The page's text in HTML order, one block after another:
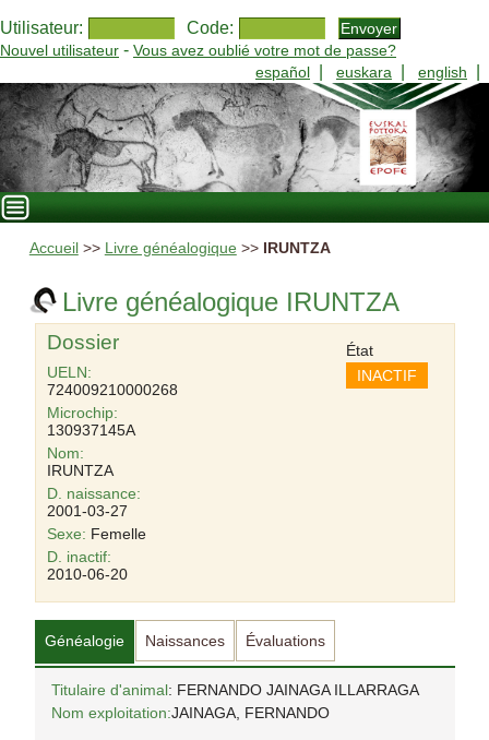
Utilisateur: Code:
Nouvel utilisateur - Vous avez oublié votre mot de passe?
español
euskara english
Accueil >> Livre généalogique >> IRUNTZA
Livre généalogique IRUNTZA
Dossier
UELN:
724009210000268
Microchip:
130937145A
Nom:
IRUNTZA
D. naissance:
2001-03-27
Sexe: Femelle
État
INACTIF
D. inactif:
2010-06-20
Généalogie Naissances Évaluations
Titulaire d'animal: FERNANDO JAINAGA ILLARRAGA
Nom exploitation:JAINAGA, FERNANDO